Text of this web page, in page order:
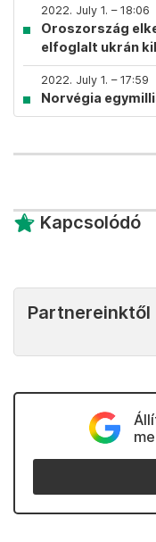
2022. July 1. – 18:06
Oroszország
elfoglalt ukrán
2022. July 1. – 17:59
Norvégia
Kapcsolódó
Partnereinktől